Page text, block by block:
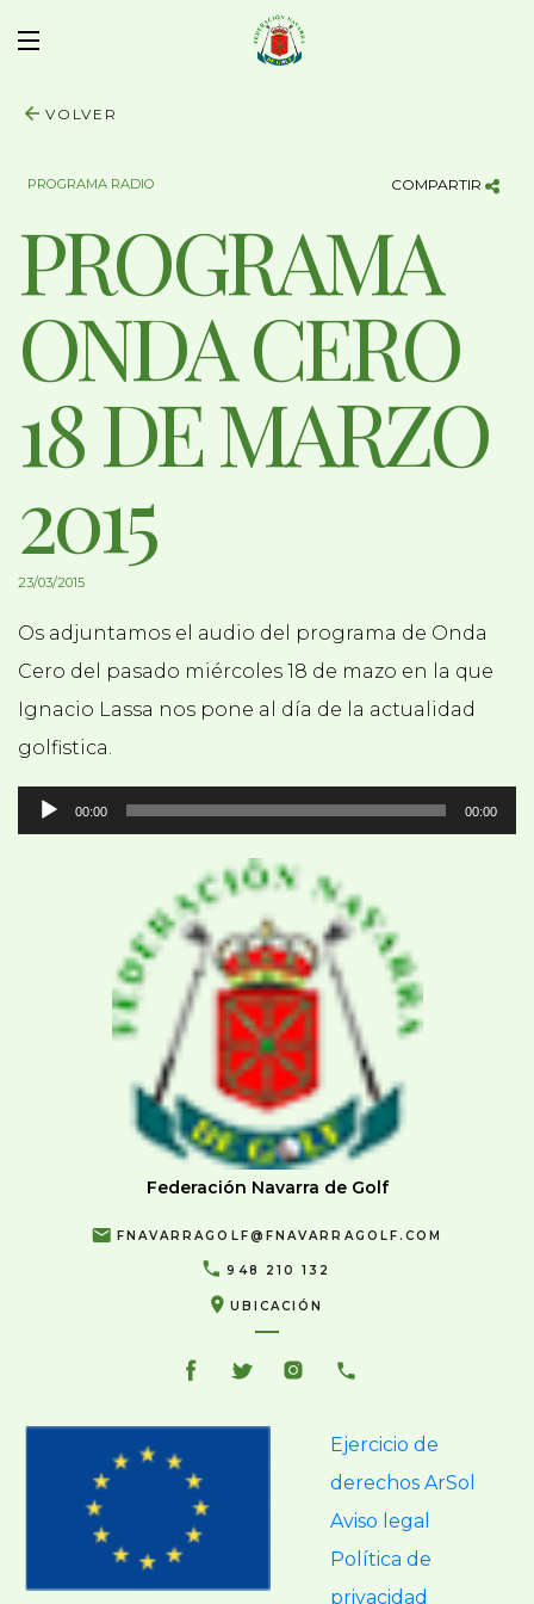
VOLVER
PROGRAMA RADIO COMPARTIR
PROGRAMA
ONDA CERO
18 DE MARZO
2015
23/03/2015
Os adjuntamos el audio del programa de Onda
Cero del pasado miércoles 18 de mazo en la que
Ignacio Lassa nos pone al día de la actualidad
golfistica.
Reproductor
de
00:00 00:00
Federación Navarra de Golf
FNAVARRAGOLF@FNAVARRAGOLF.COM
948 210 132
UBICACIÓN
Ejercicio de
derechos ArSol
Aviso legal
Política de
privacidad